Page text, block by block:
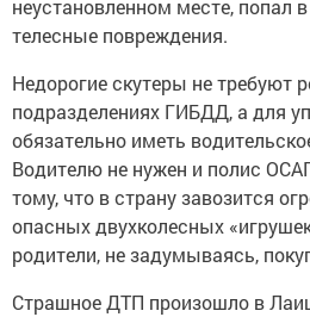
неустановленном месте, попал
телесные повреждения.
Недорогие скутеры не требуют
подразделениях ГИБДД, а для
обязательно иметь
Водителю не нужен и полис
тому, что в страну завозится
опасных двухколесных
родители, не задумываясь,
Страшное ДТП произошло в